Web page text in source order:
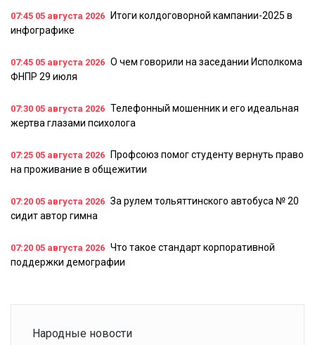
07:45 05 августа 2026
Итоги колдоговорной кампании-2025 в
инфографике
07:45 05 августа 2026 О чем говорили на заседании Исполкома
ФНПР 29 июля
07:30 05 августа 2026 Телефонный мошенник и его идеальная
жертва глазами психолога
07:25 05 августа 2026
Профсоюз помог студенту вернуть право
на проживание в общежитии
07:20 05 августа 2026 За рулем тольяттинского автобуса № 20
сидит автор гимна
07:20 05 августа 2026 Что такое стандарт корпоративной
поддержки демографии
Народные новости